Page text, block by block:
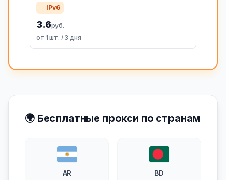
IPv6
3.6руб.
от 1 шт. / 3 дня
🌍 Бесплатные прокси по странам
AR BD